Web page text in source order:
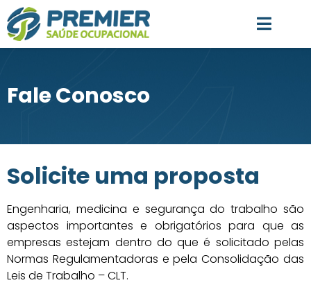
Fale Conosco
Solicite uma proposta
Engenharia, medicina e segurança do trabalho são
aspectos importantes e obrigatórios para que as
empresas estejam dentro do que é solicitado pelas
Normas Regulamentadoras e pela Consolidação das
Leis de Trabalho – CLT.